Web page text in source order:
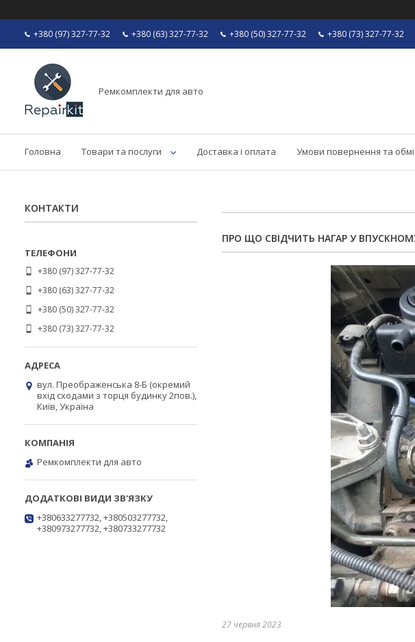
+380 (97) 327-77-32 +380 (63) 327-77-32 +380 (50) 327-77-32 +380 (73) 327-77-32
Ремкомплекти для авто
Головна Товари та послуги Доставка і оплата Умови повернення та
ПРО ЩО СВІДЧИТЬ НАГАР У
27 червня 2023
КОНТАКТИ
+380 (97) 327-77-32
+380 (63) 327-77-32
+380 (50) 327-77-32
+380 (73) 327-77-32
вул. Преображенська 8-Б (окремий
вхід сходами з торця будинку 2пов.),
Київ, Україна
Ремкомплекти для авто
+380633277732, +380503277732,
+380973277732, +380733277732